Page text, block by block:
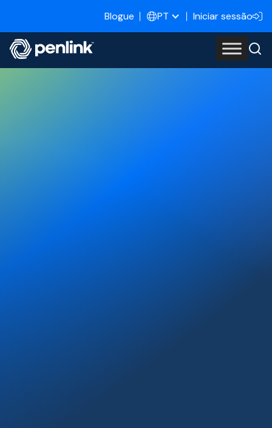
Blogue PT Iniciar sessão